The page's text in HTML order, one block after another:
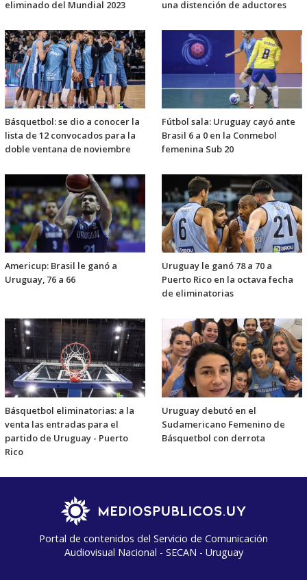
eliminado del Mundial 2023
una distención de aductores
Básquetbol: se dio a conocer la
lista de 12 convocados para la
doble ventana de noviembre
Fútbol sala: Uruguay cayó ante
Brasil 6 a 0 en la Conmebol
femenina Sub 20
Americup: Brasil le ganó a
Uruguay, 76 a 66
Uruguay le ganó 78 a 70 a
Puerto Rico en la octava fecha
de eliminatorias
Básquetbol eliminatorias: a la
venta las entradas para el
partido de Uruguay - Puerto
Rico
Uruguay debutó en el
Sudamericano Femenino de
Básquetbol con derrota
Portal de contenidos del Servicio de Comunicación
Audiovisual Nacional - SECAN - Uruguay